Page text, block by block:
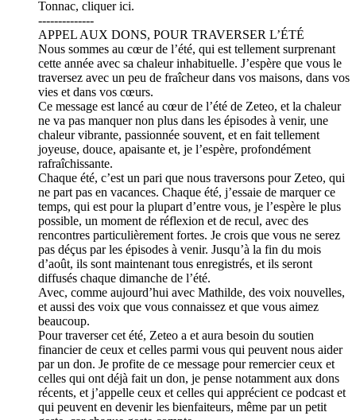
Tonnac, cliquer ici.
--------------
APPEL AUX DONS, POUR TRAVERSER L’ÉTÉ
Nous sommes au cœur de l’été, qui est tellement surprenant
cette année avec sa chaleur inhabituelle. J’espère que vous le
traversez avec un peu de fraîcheur dans vos maisons, dans vos
vies et dans vos cœurs.
Ce message est lancé au cœur de l’été de Zeteo, et la chaleur
ne va pas manquer non plus dans les épisodes à venir, une
chaleur vibrante, passionnée souvent, et en fait tellement
joyeuse, douce, apaisante et, je l’espère, profondément
rafraîchissante.
Chaque été, c’est un pari que nous traversons pour Zeteo, qui
ne part pas en vacances. Chaque été, j’essaie de marquer ce
temps, qui est pour la plupart d’entre vous, je l’espère le plus
possible, un moment de réflexion et de recul, avec des
rencontres particulièrement fortes. Je crois que vous ne serez
pas déçus par les épisodes à venir. Jusqu’à la fin du mois
d’août, ils sont maintenant tous enregistrés, et ils seront
diffusés chaque dimanche de l’été.
Avec, comme aujourd’hui avec Mathilde, des voix nouvelles,
et aussi des voix que vous connaissez et que vous aimez
beaucoup.
Pour traverser cet été, Zeteo a et aura besoin du soutien
financier de ceux et celles parmi vous qui peuvent nous aider
par un don. Je profite de ce message pour remercier ceux et
celles qui ont déjà fait un don, je pense notamment aux dons
récents, et j’appelle ceux et celles qui apprécient ce podcast et
qui peuvent en devenir les bienfaiteurs, même par un petit